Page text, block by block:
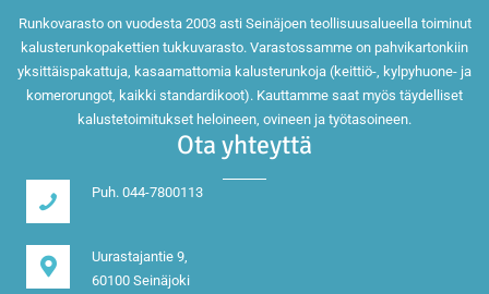
Runkovarasto on vuodesta 2003 asti Seinäjoen teollisuusalueella toiminut
kalusterunkopakettien tukkuvarasto. Varastossamme on pahvikartonkiin
yksittäispakattuja, kasaamattomia kalusterunkoja (keittiö-, kylpyhuone- ja
komerorungot, kaikki standardikoot). Kauttamme saat myös täydelliset
kalustetoimitukset heloineen, ovineen ja työtasoineen.
Ota yhteyttä
Puh. 044-7800113
Uurastajantie 9,
60100 Seinäjoki